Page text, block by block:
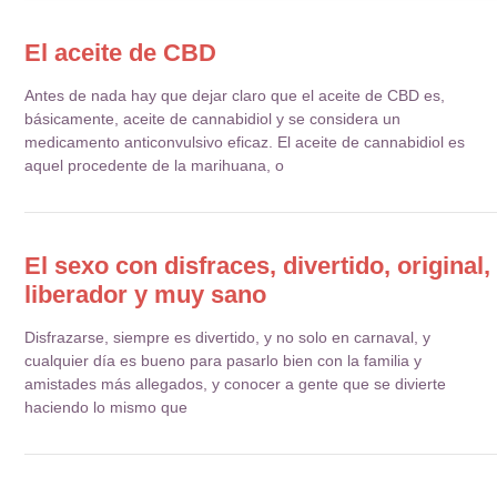
El aceite de CBD
Antes de nada hay que dejar claro que el aceite de CBD es,
básicamente, aceite de cannabidiol y se considera un
medicamento anticonvulsivo eficaz. El aceite de cannabidiol es
aquel procedente de la marihuana, o
El sexo con disfraces, divertido, original,
liberador y muy sano
Disfrazarse, siempre es divertido, y no solo en carnaval, y
cualquier día es bueno para pasarlo bien con la familia y
amistades más allegados, y conocer a gente que se divierte
haciendo lo mismo que